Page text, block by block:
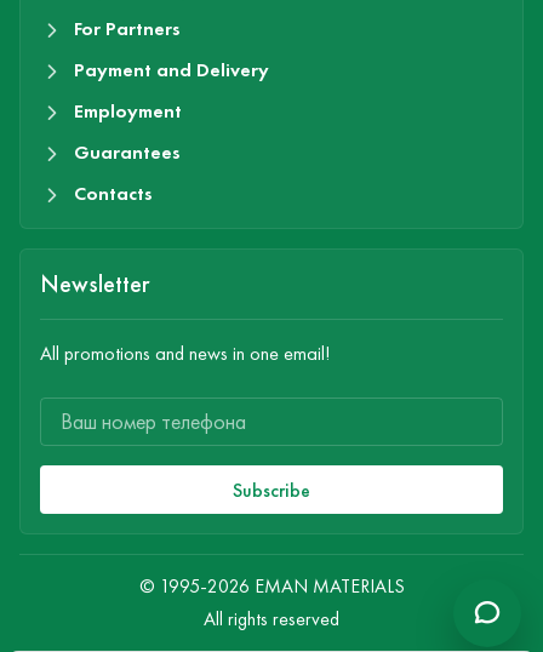
For Partners
Payment and Delivery
Employment
Guarantees
Contacts
Newsletter
All promotions and news in one email!
Subscribe
© 1995-2026 EMAN MATERIALS
All rights reserved